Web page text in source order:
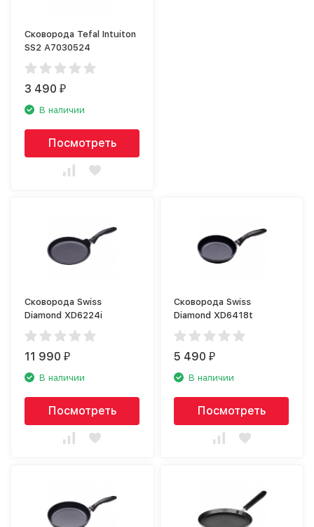
Сковорода Tefal Intuiton
SS2 A7030524
3 490₽
В наличии
Посмотреть
Сковорода Swiss
Diamond XD6224i
11 990₽
В наличии
Посмотреть
Сковорода Swiss
Diamond XD6418t
5 490₽
В наличии
Посмотреть